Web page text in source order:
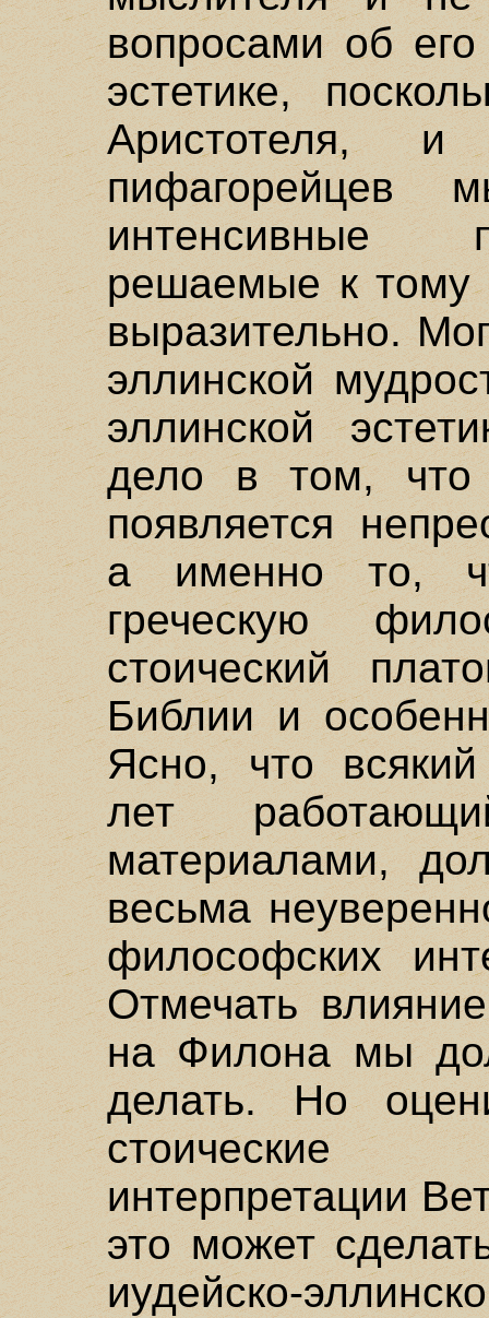
вопросами об
эстетике,
пифагорейцев
интенсивные
решаемые к тому
выразительно.
эллинской
эллинской
дело в том, что
появляется
а именно то,
греческую
стоический
Библии и
Ясно, что
лет
материалами,
весьма
философских
Отмечать
на Филона мы
делать. Но
стоические
интерпретации
это может
иудейско-